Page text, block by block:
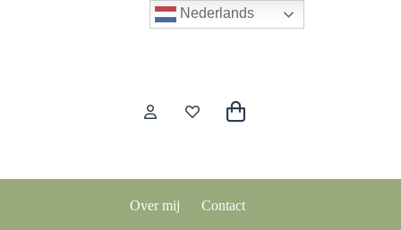
Winkelwagen
Over mij Contact
Nederlands